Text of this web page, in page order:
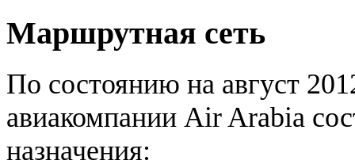
Маршрутная сеть
По состоянию на август
авиакомпании Air Arabia
назначения: